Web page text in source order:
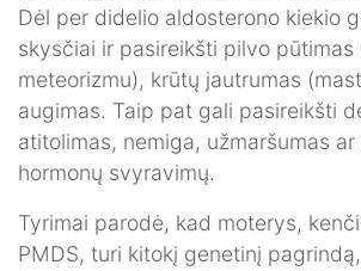
Dėl per didelio aldosterono kiekio
skysčiai ir pasireikšti pilvo pūtimas
meteorizmu), krūtų jautrumas
augimas. Taip pat gali pasireikšti
atitolimas, nemiga, užmaršumas
hormonų svyravimų.
Tyrimai parodė, kad moterys,
PMDS, turi kitokį genetinį